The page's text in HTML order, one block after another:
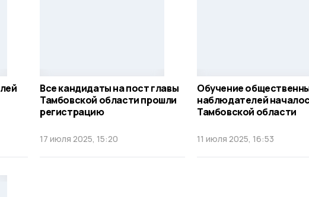
Все кандидаты на пост главы
Тамбовской области прошли
регистрацию
17 июля 2025, 15:20
Обучение
наблюдателей
Тамбовской области
11 июля 2025, 16:53